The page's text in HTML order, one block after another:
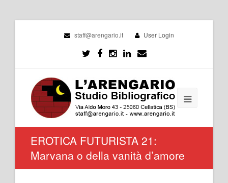
staff@arengario.it User Login
EROTICA FUTURISTA 21:
Marvana o della vanità d’amore